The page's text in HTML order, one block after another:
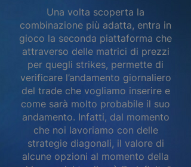
Una volta scoperta la
combinazione più adatta, entra in
gioco la seconda piattaforma che
attraverso delle matrici di prezzi
per quegli strikes, permette di
verificare l’andamento giornaliero
del trade che vogliamo inserire e
come sarà molto probabile il suo
andamento. Infatti, dal momento
che noi lavoriamo con delle
strategie diagonali, il valore di
alcune opzioni al momento della